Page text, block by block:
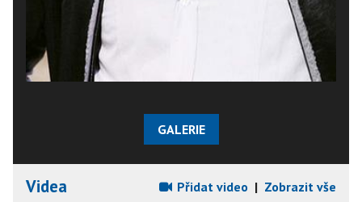
GALERIE
Videa Přidat video | Zobrazit vše